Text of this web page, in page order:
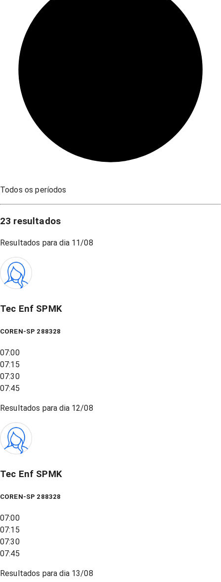
Todos os períodos
23 resultados
Resultados para dia 11/08
Tec Enf SPMK
COREN-SP 288328
07:00
07:15
07:30
07:45
Resultados para dia 12/08
Tec Enf SPMK
COREN-SP 288328
07:00
07:15
07:30
07:45
Resultados para dia 13/08